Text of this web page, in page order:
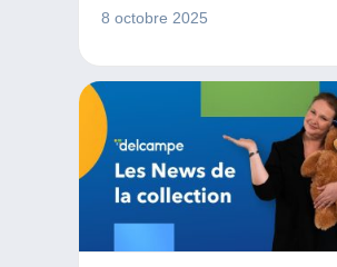
MONNAIES & BILLETS
8 octobre 2025